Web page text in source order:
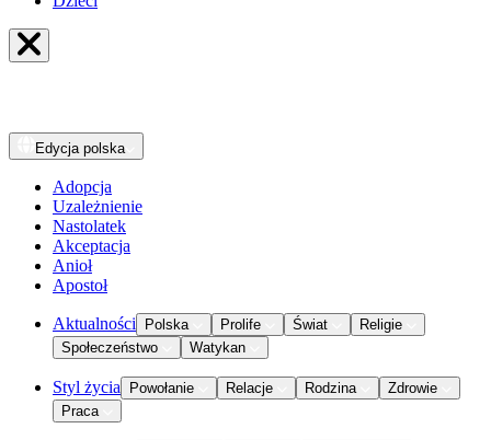
Edycja polska
Adopcja
Uzależnienie
Nastolatek
Akceptacja
Anioł
Apostoł
Aktualności Polska Prolife Świat
Religie
Społeczeństwo
Watykan
Styl życia Powołanie Relacje Rodzina
Zdrowie
Praca